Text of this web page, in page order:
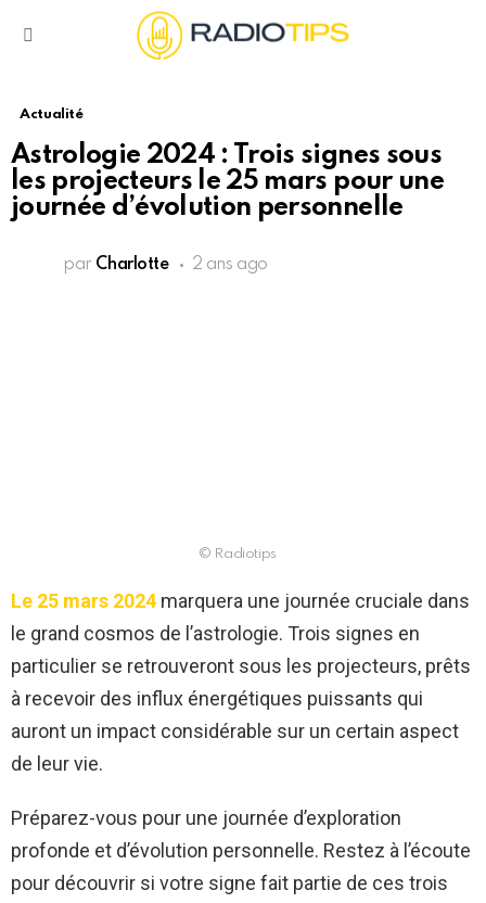
Actualité
Astrologie 2024 : Trois signes sous
les projecteurs le 25 mars pour une
journée d’évolution personnelle
par Charlotte 2 ans ago
© Radiotips
Le 25 mars 2024 marquera une journée cruciale dans
le grand cosmos de l’astrologie. Trois signes en
particulier se retrouveront sous les projecteurs, prêts
à recevoir des influx énergétiques puissants qui
auront un impact considérable sur un certain aspect
de leur vie.
Préparez-vous pour une journée d’exploration
profonde et d’évolution personnelle. Restez à l’écoute
pour découvrir si votre signe fait partie de ces trois